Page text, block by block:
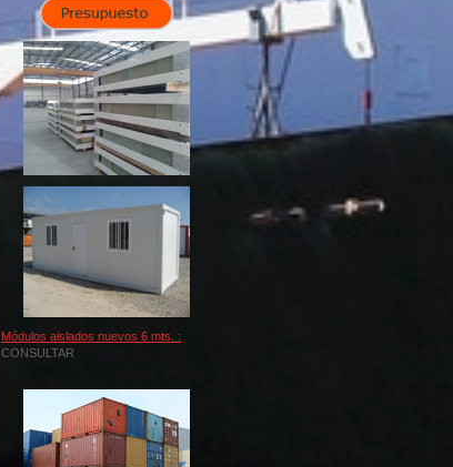
Módulos aislados nuevos 6 mts. :
CONSULTAR